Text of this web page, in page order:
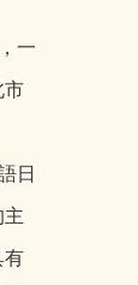
一
市
日
主
有